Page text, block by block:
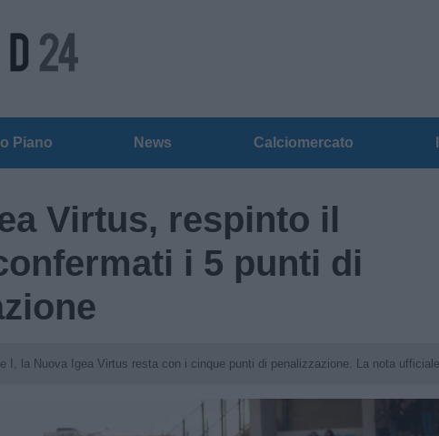
Piano News Calciomercato
Virtus, respinto il
i 5 punti di
I, la Nuova Igea Virtus resta con i cinque punti di penalizzazione. La nota ufficiale